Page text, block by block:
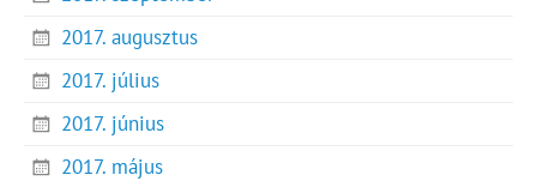
2017. augusztus
2017. július
2017. június
2017. május